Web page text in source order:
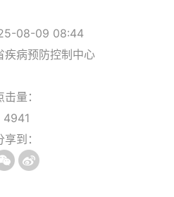
08-09 08:44
疾病预防控制中心
击量：
4941
享到：